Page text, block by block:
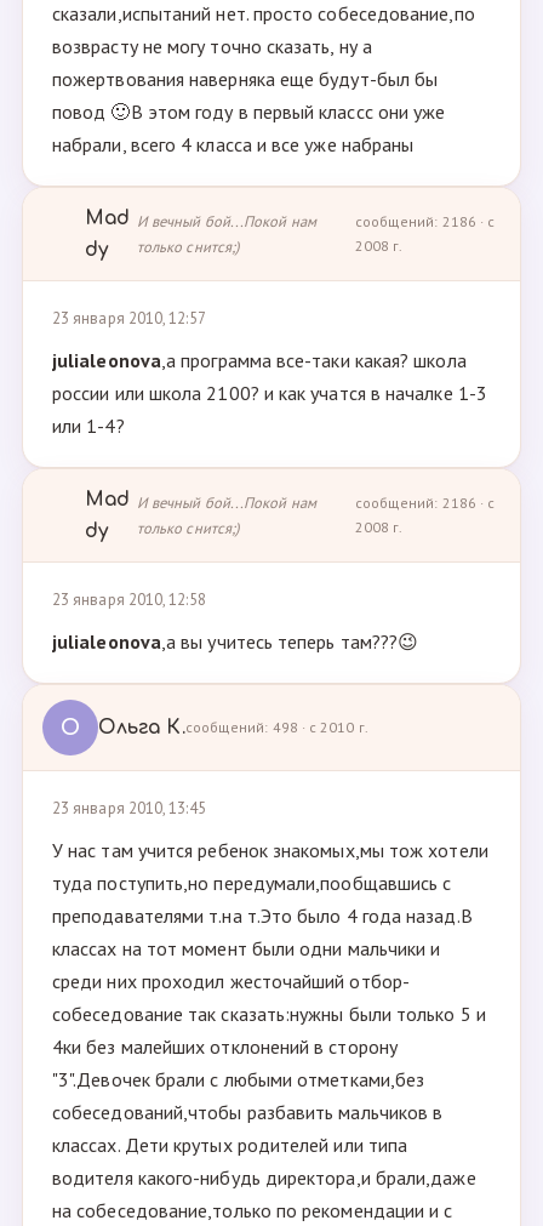
сказали,испытаний нет. просто собеседование,по
возврасту не могу точно сказать, ну а
пожертвования наверняка еще будут-был бы
повод 🙂В этом году в первый классс они уже
набрали, всего 4 класса и все уже набраны
Mad
dy
И вечный бой...Покой нам
только снится;)
сообщений: 2186 · с
2008 г.
23 января 2010, 12:57
julialeonova,а программа все-таки какая? школа
россии или школа 2100? и как учатся в началке 1-3
или 1-4?
Mad
dy
И вечный бой...Покой нам
только снится;)
сообщений: 2186 · с
2008 г.
23 января 2010, 12:58
julialeonova,а вы учитесь теперь там???😉
О Ольга К.сообщений: 498 · с 2010 г.
23 января 2010, 13:45
У нас там учится ребенок знакомых,мы тож хотели
туда поступить,но передумали,пообщавшись с
преподавателями т.на т.Это было 4 года назад.В
классах на тот момент были одни мальчики и
среди них проходил жесточайший отбор-
собеседование так сказать:нужны были только 5 и
4ки без малейших отклонений в сторону
"3".Девочек брали с любыми отметками,без
собеседований,чтобы разбавить мальчиков в
классах. Дети крутых родителей или типа
водителя какого-нибудь директора,и брали,даже
на собеседование,только по рекомендации и с